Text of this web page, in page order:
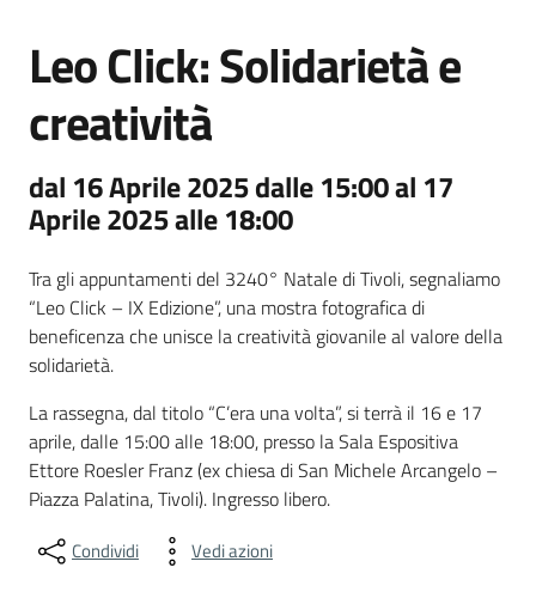
Leo Click: Solidarietà e
creatività
dal 16 Aprile 2025 dalle 15:00 al 17
Aprile 2025 alle 18:00
Tra gli appuntamenti del 3240° Natale di Tivoli, segnaliamo
“Leo Click – IX Edizione”, una mostra fotografica di
beneficenza che unisce la creatività giovanile al valore della
solidarietà.
La rassegna, dal titolo “C’era una volta”, si terrà il 16 e 17
aprile, dalle 15:00 alle 18:00, presso la Sala Espositiva
Ettore Roesler Franz (ex chiesa di San Michele Arcangelo –
Piazza Palatina, Tivoli). Ingresso libero.
Condividi Vedi azioni